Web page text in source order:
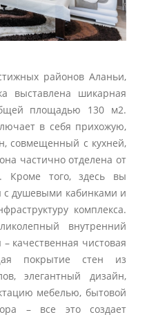
районов Аланьи,
выставлена шикарная
площадью 130 м2.
в себя прихожую,
совмещенный с кухней,
частично отделена от
Кроме того, здесь вы
с душевыми кабинками и
комплекса.
внутренний
качественная чистовая
покрытие стен из
элегантный дизайн,
мебелью, бытовой
– все это создает